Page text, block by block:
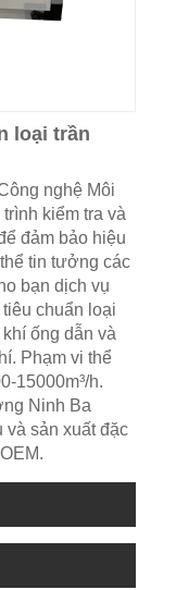
loại trần
nghệ Môi
kiểm tra và
đảm bảo hiệu
tin tưởng các
bạn dịch vụ
chuẩn loại
ống dẫn và
Phạm vi thể
15000m³/h.
Ninh Ba
và sản xuất đặc